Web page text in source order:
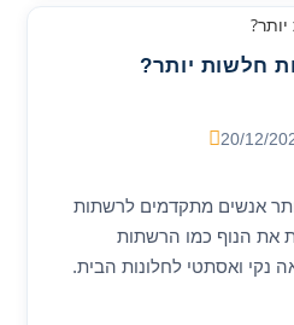
חלשות יותר?
20/12/
אנשים מתקדמים לרשתות
את הנוף כמו הרשתות
נקי ואסתטי לחלונות הבית.